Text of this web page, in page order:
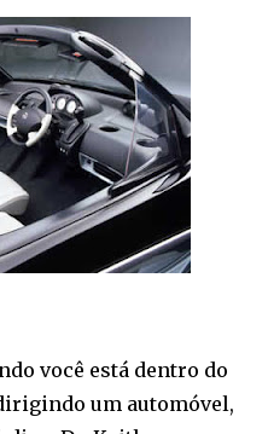
você está dentro do
um automóvel,